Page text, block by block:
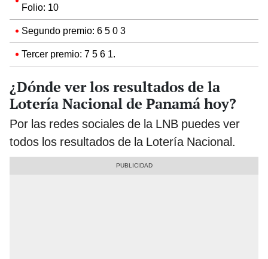
Folio: 10
Segundo premio: 6 5 0 3
Tercer premio: 7 5 6 1.
¿Dónde ver los resultados de la
Lotería Nacional de Panamá hoy?
Por las redes sociales de la LNB puedes ver
todos los resultados de la Lotería Nacional.